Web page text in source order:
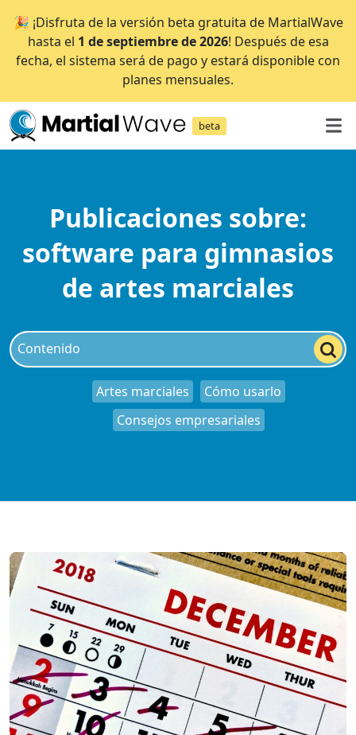
🎉 ¡Disfruta de la versión beta gratuita de MartialWave
hasta el 1 de septiembre de 2026! Después de esa
fecha, el sistema será de pago y estará disponible con
planes mensuales.
beta
Publicaciones sobre:
software para gimnasios
de artes marciales
Artes marciales
Cómo usarlo
Consejos empresariales